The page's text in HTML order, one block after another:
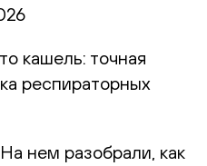
кашель: точная
респираторных
нем разобрали, как